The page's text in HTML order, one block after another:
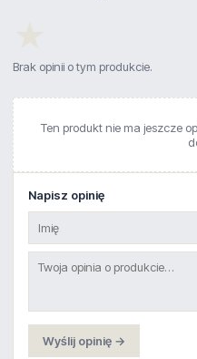
Brak opinii o tym produkcie.
Ten produkt nie ma jeszcze
Napisz opinię
Wyślij opinię →